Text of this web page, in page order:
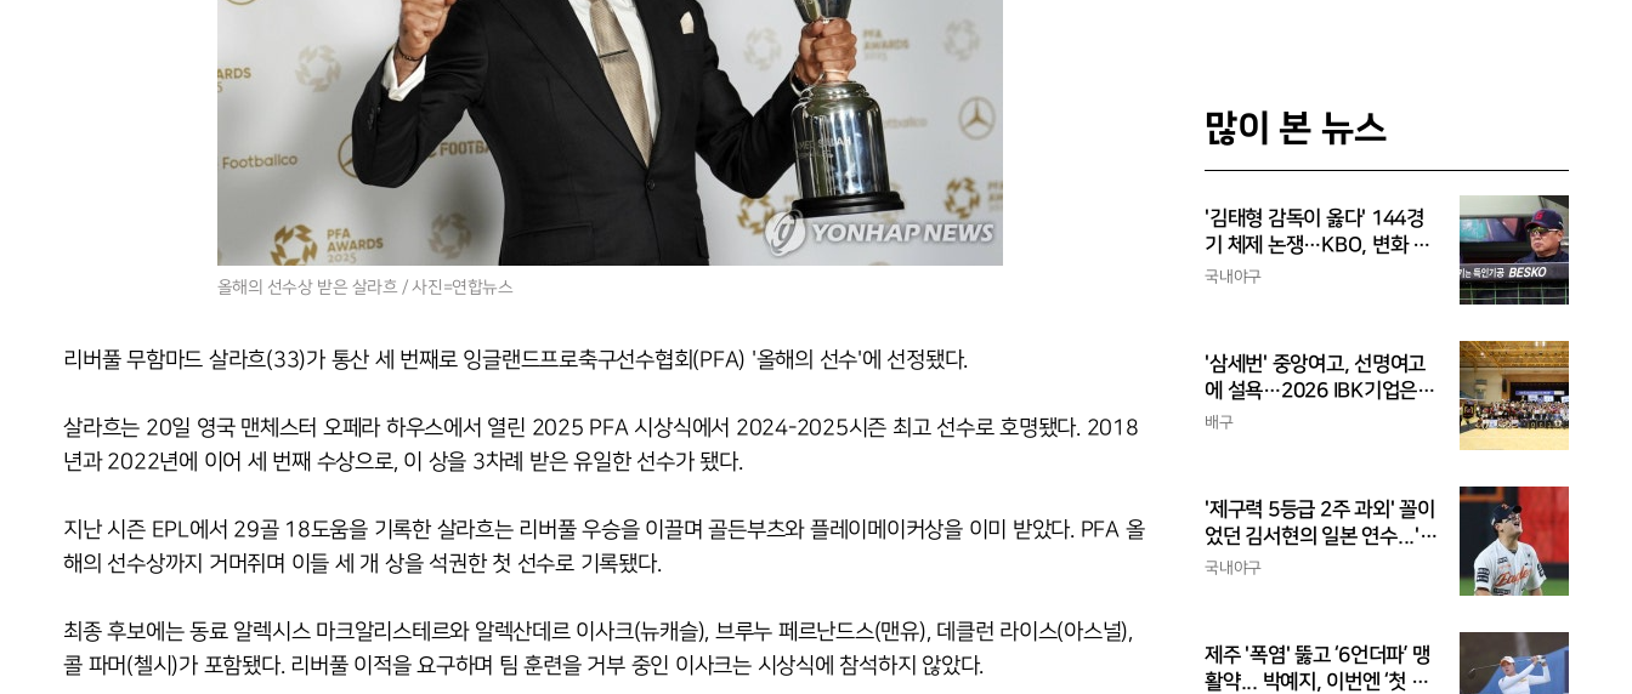
올해의 선수상 받은 살라흐 / 사진=연합뉴스
리버풀 무함마드 살라흐(33)가 통산 세 번째로 잉글랜드프로축구선수협회(PFA) '올해의 선수'에 선정됐다.
살라흐는 20일 영국 맨체스터 오페라 하우스에서 열린 2025 PFA 시상식에서 2024-2025시즌 최고 선수로 호명됐다. 2018
년과 2022년에 이어 세 번째 수상으로, 이 상을 3차례 받은 유일한 선수가 됐다.
지난 시즌 EPL에서 29골 18도움을 기록한 살라흐는 리버풀 우승을 이끌며 골든부츠와 플레이메이커상을 이미 받았다. PFA 올
해의 선수상까지 거머쥐며 이들 세 개 상을 석권한 첫 선수로 기록됐다.
최종 후보에는 동료 알렉시스 마크알리스테르와 알렉산데르 이사크(뉴캐슬), 브루누 페르난드스(맨유), 데클런 라이스(아스널),
콜 파머(첼시)가 포함됐다. 리버풀 이적을 요구하며 팀 훈련을 거부 중인 이사크는 시상식에 참석하지 않았다.
많이 본 뉴스
'김태형 감독이 옳다' 144경
기 체제 논쟁…KBO, 변화 고
민해야, 환경에 맞는 경기 수
국내야구
'삼세번' 중앙여고, 선명여고
에 설욕…2026 IBK기업은행
배 전국중고배구대회 우승
배구
'제구력 5등급 2주 과외' 꼴이
었던 김서현의 일본 연수...'종
합검진표'에 불과
국내야구
제주 '폭염' 뚫고 ‘6언더파’ 맹
활약... 박예지, 이번엔 ‘첫 우